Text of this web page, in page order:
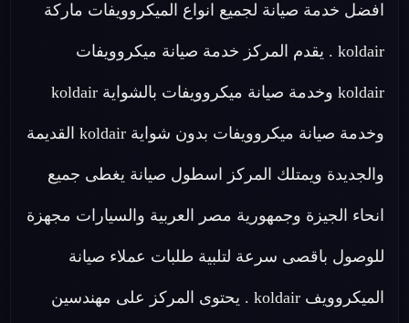
افضل خدمة صيانة لجميع انواع الميكروويفات ماركة
koldair . يقدم المركز خدمة صيانة ميكروويفات
koldair وخدمة صيانة ميكروويفات بالشواية koldair
وخدمة صيانة ميكروويفات بدون شواية koldair القديمة
والجديدة ويمتلك المركز اسطول صيانة يغطى جميع
انحاء الجيزة وجمهورية مصر العربية والسيارات مجهزة
للوصول باقصى سرعة لتلبية طلبات عملاء صيانة
الميكروويف koldair . يحتوى المركز على مهندسين